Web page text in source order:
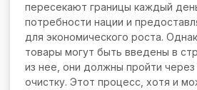
пересекают границы каждый
потребности нации и
для экономического роста.
товары могут быть введены в
из нее, они должны пройти
очистку. Этот процесс, хотя и